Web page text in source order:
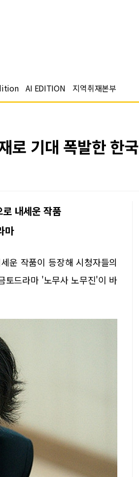
AI EDITION 지역취재본부
로 기대 폭발한 한
내세운 작품
마
운 작품이 등장해 시청자들의
토드라마 '노무사 노무진'이 바